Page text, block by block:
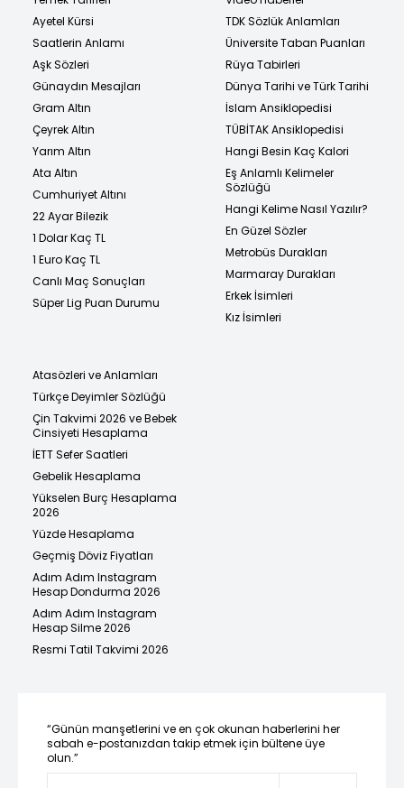
Ayetel Kürsi
Saatlerin Anlamı
Aşk Sözleri
Günaydın Mesajları
Gram Altın
Çeyrek Altın
Yarım Altın
Ata Altın
Cumhuriyet Altını
22 Ayar Bilezik
1 Dolar Kaç TL
1 Euro Kaç TL
Canlı Maç Sonuçları
Süper Lig Puan Durumu
TDK Sözlük Anlamları
Üniversite Taban Puanları
Rüya Tabirleri
Dünya Tarihi ve Türk Tarihi
İslam Ansiklopedisi
TÜBİTAK Ansiklopedisi
Hangi Besin Kaç Kalori
Eş Anlamlı Kelimeler
Sözlüğü
Hangi Kelime Nasıl Yazılır?
En Güzel Sözler
Metrobüs Durakları
Marmaray Durakları
Erkek İsimleri
Kız İsimleri
Atasözleri ve Anlamları
Türkçe Deyimler Sözlüğü
Çin Takvimi 2026 ve Bebek
Cinsiyeti Hesaplama
İETT Sefer Saatleri
Gebelik Hesaplama
Yükselen Burç Hesaplama
2026
Yüzde Hesaplama
Geçmiş Döviz Fiyatları
Adım Adım Instagram
Hesap Dondurma 2026
Adım Adım Instagram
Hesap Silme 2026
Resmi Tatil Takvimi 2026
“Günün manşetlerini ve en çok okunan haberlerini her
sabah e-postanızdan takip etmek için bültene üye
olun.”